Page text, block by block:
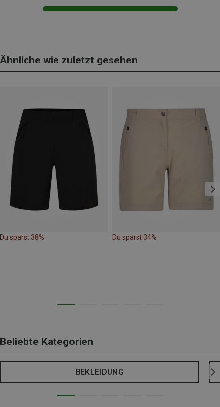
Ähnliche wie zuletzt gesehen
Du sparst 38% Du sparst 34%
Beliebte Kategorien
BEKLEIDUNG